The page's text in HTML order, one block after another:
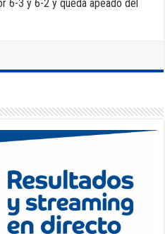
6-3 y 6-2 y queda apeado del